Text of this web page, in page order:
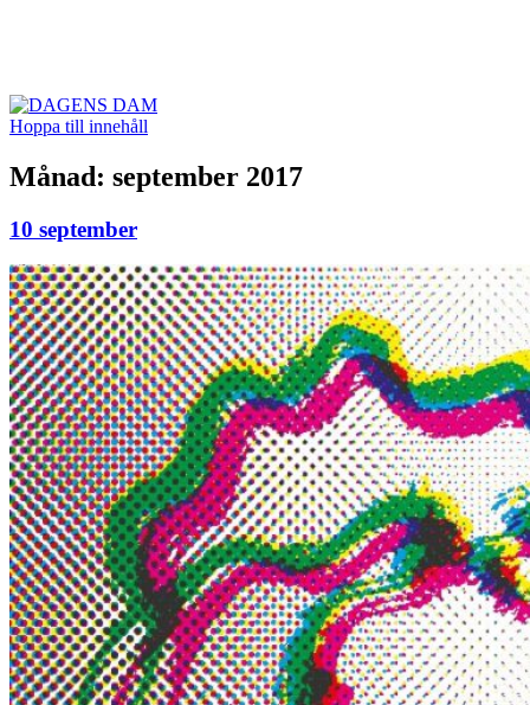
Hoppa till innehåll
Månad: september 2017
10 september